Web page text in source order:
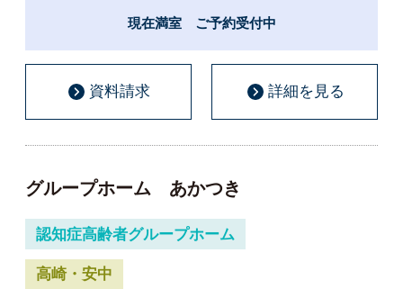
現在満室 ご予約受付中
資料請求 詳細を見る
グループホーム あかつき
認知症高齢者グループホーム
高崎・安中